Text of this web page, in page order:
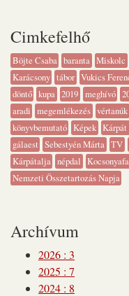
Cimkefelhő
Böjte Csaba baranta Miskolc
Karácsony tábor Vukics
döntő kupa 2019 meghívó
aradi megemlékezés vértanúk
könyvbemutató Képek
gálaest Sebestyén Márta TV
Kárpátalja népdal
Nemzeti Összetartozás Napja
Archívum
2026 : 3
2025 : 7
2024 : 8